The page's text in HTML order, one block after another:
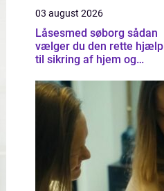
03 august 2026
Låsesmed søborg sådan
vælger du den rette hjælp
til sikring af hjem og